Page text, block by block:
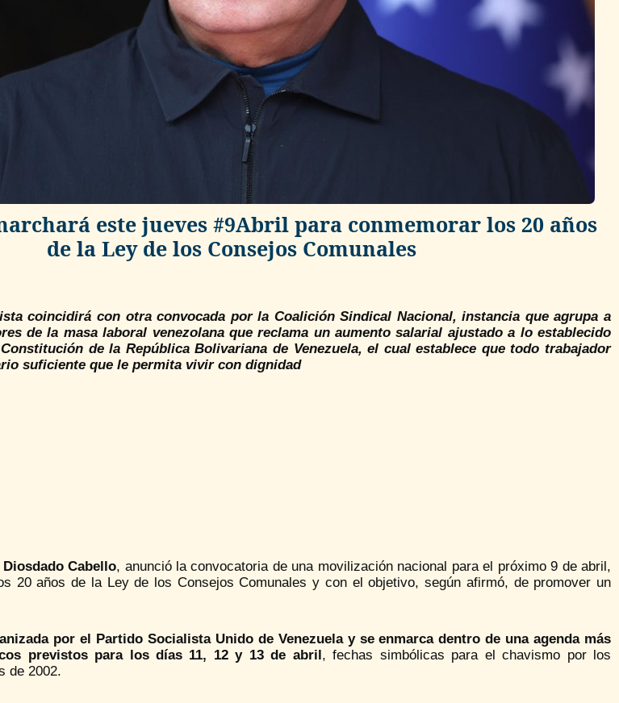
este jueves #9Abril para conmemorar los 20 años
de la Ley de los Consejos Comunales
coincidirá con otra convocada por la Coalición Sindical Nacional, instancia que agrupa a
de la masa laboral venezolana que reclama un aumento salarial ajustado a lo establecido
de la República Bolivariana de Venezuela, el cual establece que todo trabajador
suficiente que le permita vivir con dignidad
Cabello, anunció la convocatoria de una movilización nacional para el próximo 9 de abril,
20 años de la Ley de los Consejos Comunales y con el objetivo, según afirmó, de promover un
por el Partido Socialista Unido de Venezuela y se enmarca dentro de una agenda más
previstos para los días 11, 12 y 13 de abril, fechas simbólicas para el chavismo por los
de 2002.